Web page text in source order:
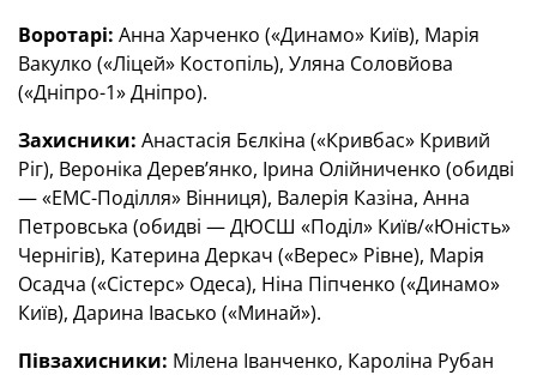
Воротарі: Анна Харченко («Динамо» Київ), Марія
Вакулко («Ліцей» Костопіль), Уляна Соловйова
(«Дніпро-1» Дніпро).
Захисники: Анастасія Бєлкіна («Кривбас» Кривий
Ріг), Вероніка Дерев’янко, Ірина Олійниченко (обидві
— «ЕМС-Поділля» Вінниця), Валерія Казіна, Анна
Петровська (обидві — ДЮСШ «Поділ» Київ/«Юність»
Чернігів), Катерина Деркач («Верес» Рівне), Марія
Осадча («Сістерс» Одеса), Ніна Піпченко («Динамо»
Київ), Дарина Івасько («Минай»).
Півзахисники: Мілена Іванченко, Кароліна Рубан